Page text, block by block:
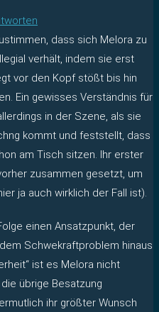
dass sich Melora zu
verhält, indem sie erst
vor den Kopf stößt bis hin
Ein gewisses Verständnis für
in der Szene, als sie
kommt und feststellt, dass
am Tisch sitzen. Ihr erster
zusammen gesetzt, um
ja auch wirklich der Fall ist).
einen Ansatzpunkt, der
Schwekraftproblem hinaus
ist es Melora nicht
übrige Besatzung
ihr größter Wunsch